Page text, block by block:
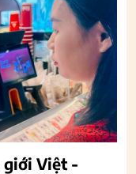
giới Việt -